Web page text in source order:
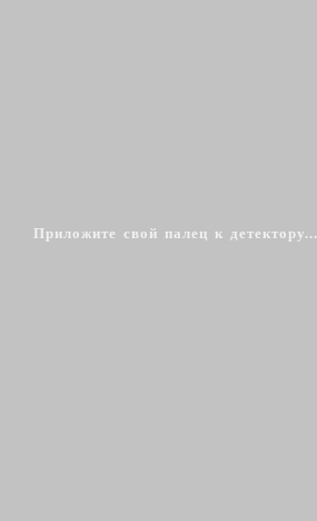
Приложите свой палец к детектору...